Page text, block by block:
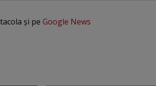
și pe Google News